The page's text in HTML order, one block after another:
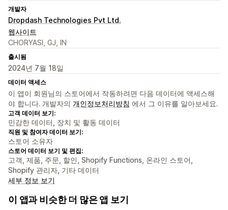
개발자
Dropdash Technologies Pvt Ltd.
웹사이트
CHORYASI, GJ, IN
출시됨
2024년 7월 18일
데이터 액세스
이 앱이 회원님의 스토어에서 작동하려면 다음 데이터에 액세스해
야 합니다. 개발자의 개인정보처리방침 에서 그 이유를 알아보세요.
고객 데이터 보기:
민감한 데이터, 장치 및 활동 데이터
직원 및 참여자 데이터 보기:
스토어 소유자
스토어 데이터 보기 및 편집:
고객, 제품, 주문, 할인, Shopify Functions, 온라인 스토어,
Shopify 관리자, 기타 데이터
세부 정보 보기
이 앱과 비슷한 더 많은 앱 보기